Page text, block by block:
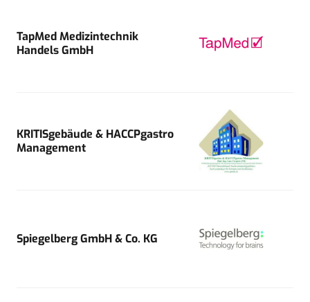
TapMed Medizintechnik
Handels GmbH
KRITISgebäude & HACCPgastro
Management
Spiegelberg GmbH & Co. KG